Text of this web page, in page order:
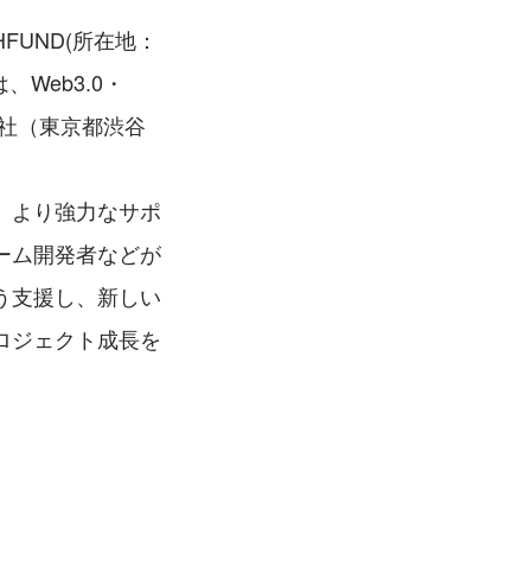
所在地：
Web3.0・
（東京都渋谷
より強力なサポ
ム開発者などが
支援し、新しい
ジェクト成長を